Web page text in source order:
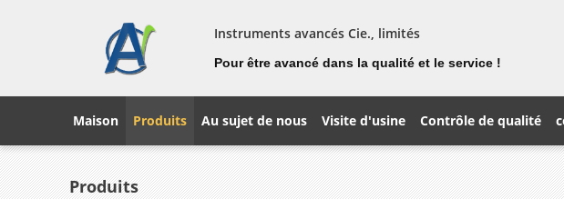
Instruments avancés Cie., limités
Pour être avancé dans la qualité et le service !
Maison Produits Au sujet de nous Visite d'usine Contrôle de qualité
Produits